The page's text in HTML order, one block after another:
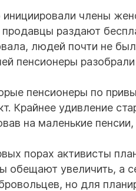
члены
раздают
людей почти не
пенсионеры
пенсионеры по
Крайнее удивление
на маленькие
порах активисты
обещают увеличить, а
но для